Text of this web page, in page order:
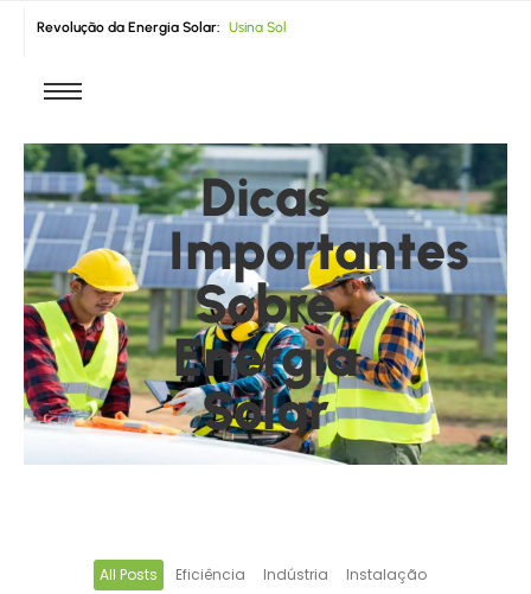
Revolução da Energia Solar: Usina So
Dicas
Importantes
Sobre
Energia
Solar
All Posts Eficiência Indústria
Instalação